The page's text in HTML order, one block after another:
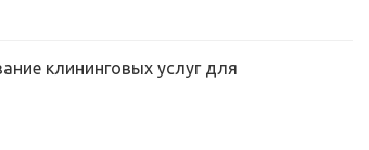
клининговых услуг для